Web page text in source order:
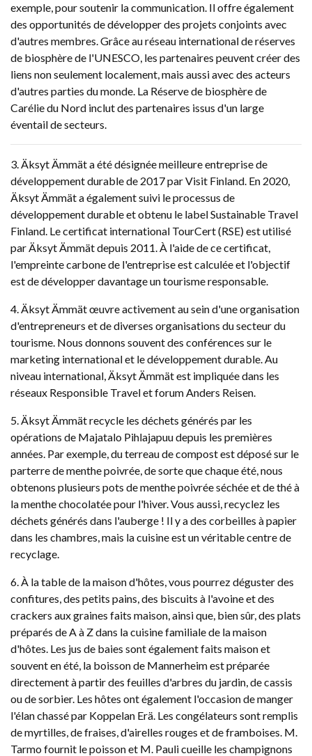
exemple, pour soutenir la communication. Il offre également
des opportunités de développer des projets conjoints avec
d'autres membres. Grâce au réseau international de réserves
de biosphère de l'UNESCO, les partenaires peuvent créer des
liens non seulement localement, mais aussi avec des acteurs
d'autres parties du monde. La Réserve de biosphère de
Carélie du Nord inclut des partenaires issus d'un large
éventail de secteurs.
3. Äksyt Ämmät a été désignée meilleure entreprise de
développement durable de 2017 par Visit Finland. En 2020,
Äksyt Ämmät a également suivi le processus de
développement durable et obtenu le label Sustainable Travel
Finland. Le certificat international TourCert (RSE) est utilisé
par Äksyt Ämmät depuis 2011. À l'aide de ce certificat,
l'empreinte carbone de l'entreprise est calculée et l'objectif
est de développer davantage un tourisme responsable.
4. Äksyt Ämmät œuvre activement au sein d'une organisation
d'entrepreneurs et de diverses organisations du secteur du
tourisme. Nous donnons souvent des conférences sur le
marketing international et le développement durable. Au
niveau international, Äksyt Ämmät est impliquée dans les
réseaux Responsible Travel et forum Anders Reisen.
5. Äksyt Ämmät recycle les déchets générés par les
opérations de Majatalo Pihlajapuu depuis les premières
années. Par exemple, du terreau de compost est déposé sur le
parterre de menthe poivrée, de sorte que chaque été, nous
obtenons plusieurs pots de menthe poivrée séchée et de thé à
la menthe chocolatée pour l'hiver. Vous aussi, recyclez les
déchets générés dans l'auberge ! Il y a des corbeilles à papier
dans les chambres, mais la cuisine est un véritable centre de
recyclage.
6. À la table de la maison d'hôtes, vous pourrez déguster des
confitures, des petits pains, des biscuits à l'avoine et des
crackers aux graines faits maison, ainsi que, bien sûr, des plats
préparés de A à Z dans la cuisine familiale de la maison
d'hôtes. Les jus de baies sont également faits maison et
souvent en été, la boisson de Mannerheim est préparée
directement à partir des feuilles d'arbres du jardin, de cassis
ou de sorbier. Les hôtes ont également l'occasion de manger
l'élan chassé par Koppelan Erä. Les congélateurs sont remplis
de myrtilles, de fraises, d'airelles rouges et de framboises. M.
Tarmo fournit le poisson et M. Pauli cueille les champignons